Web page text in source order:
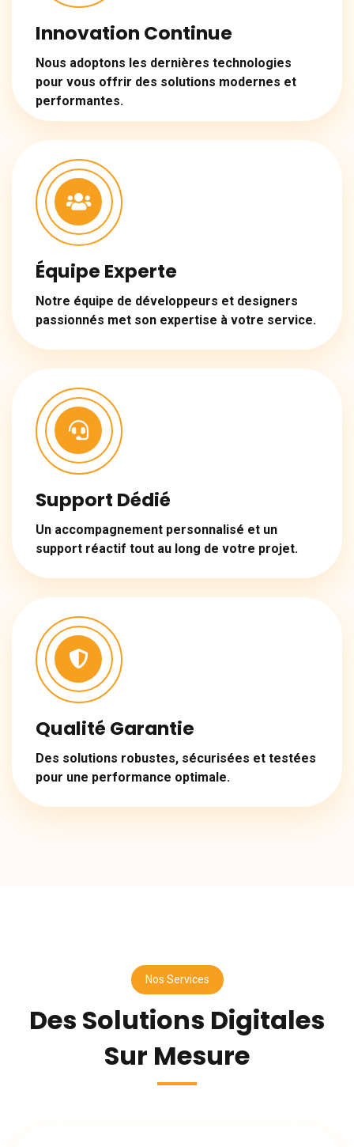
Innovation Continue
Nous adoptons les dernières technologies
pour vous offrir des solutions modernes et
performantes.
Équipe Experte
Notre équipe de développeurs et designers
passionnés met son expertise à votre service.
Support Dédié
Un accompagnement personnalisé et un
support réactif tout au long de votre projet.
Qualité Garantie
Des solutions robustes, sécurisées et testées
pour une performance optimale.
Nos Services
Des Solutions Digitales
Sur Mesure